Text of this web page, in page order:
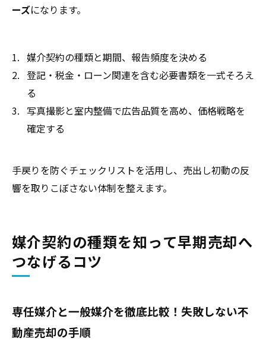
ーズになります。
媒介契約の種類と期間、報告頻度を決める
登記・税金・ローン関連を含む必要書類を一式そろえ
る
写真撮影と室内整備で広告品質を高め、価格戦略を
確定する
手戻りを防ぐチェックリストを活用し、売出し初動の反
響を取りこぼさない体制を整えます。
媒介契約の種類を知って早期売却へ
つなげるコツ
専任媒介と一般媒介を徹底比較！失敗しない不
動産売却の手順